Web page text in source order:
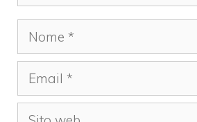
Nome
Email
Sito